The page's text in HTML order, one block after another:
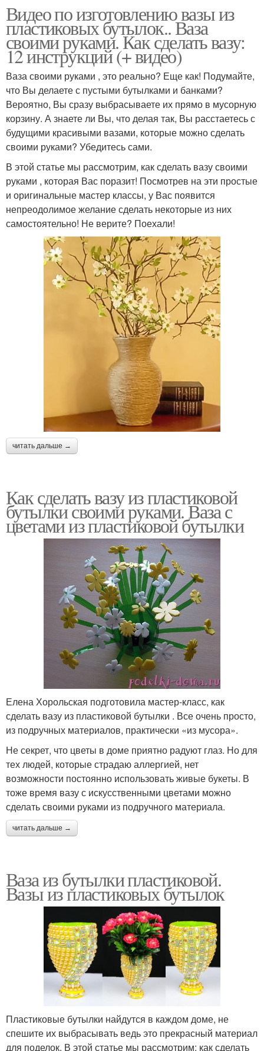
Видео по изготовлению вазы из
пластиковых бутылок.. Ваза
своими руками. Как сделать вазу:
12 инструкций (+ видео)
Ваза своими руками , это реально? Еще как! Подумайте,
что Вы делаете с пустыми бутылками и банками?
Вероятно, Вы сразу выбрасываете их прямо в мусорную
корзину. А знаете ли Вы, что делая так, Вы расстаетесь с
будущими красивыми вазами, которые можно сделать
своими руками? Убедитесь сами.
В этой статье мы рассмотрим, как сделать вазу своими
руками , которая Вас поразит! Посмотрев на эти простые
и оригинальные мастер классы, у Вас появится
непреодолимое желание сделать некоторые из них
самостоятельно! Не верите? Поехали!
читать дальше →
Как сделать вазу из пластиковой
бутылки своими руками. Ваза с
цветами из пластиковой бутылки
Елена Хорольская подготовила мастер-класс, как
сделать вазу из пластиковой бутылки . Все очень просто,
из подручных материалов, практически «из мусора».
Не секрет, что цветы в доме приятно радуют глаз. Но для
тех людей, которые страдаю аллергией, нет
возможности постоянно использовать живые букеты. В
тоже время вазу с искусственными цветами можно
сделать своими руками из подручного материала.
читать дальше →
Ваза из бутылки пластиковой.
Вазы из пластиковых бутылок
Пластиковые бутылки найдутся в каждом доме, не
спешите их выбрасывать ведь это прекрасный материал
для поделок. В этой статье мы рассмотрим: как сделать